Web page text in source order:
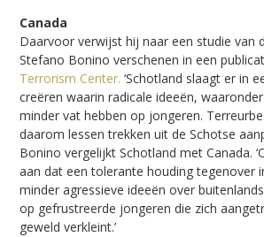
Canada
Daarvoor verwijst hij naar een studie van
Stefano Bonino verschenen in een
Terrorism Center. ‘Schotland slaagt er in
creëren waarin radicale ideeën,
minder vat hebben op jongeren.
daarom lessen trekken uit de Schotse
Bonino vergelijkt Schotland met Canada.
aan dat een tolerante houding tegenover
minder agressieve ideeën over
op gefrustreerde jongeren die zich
geweld verkleint.’